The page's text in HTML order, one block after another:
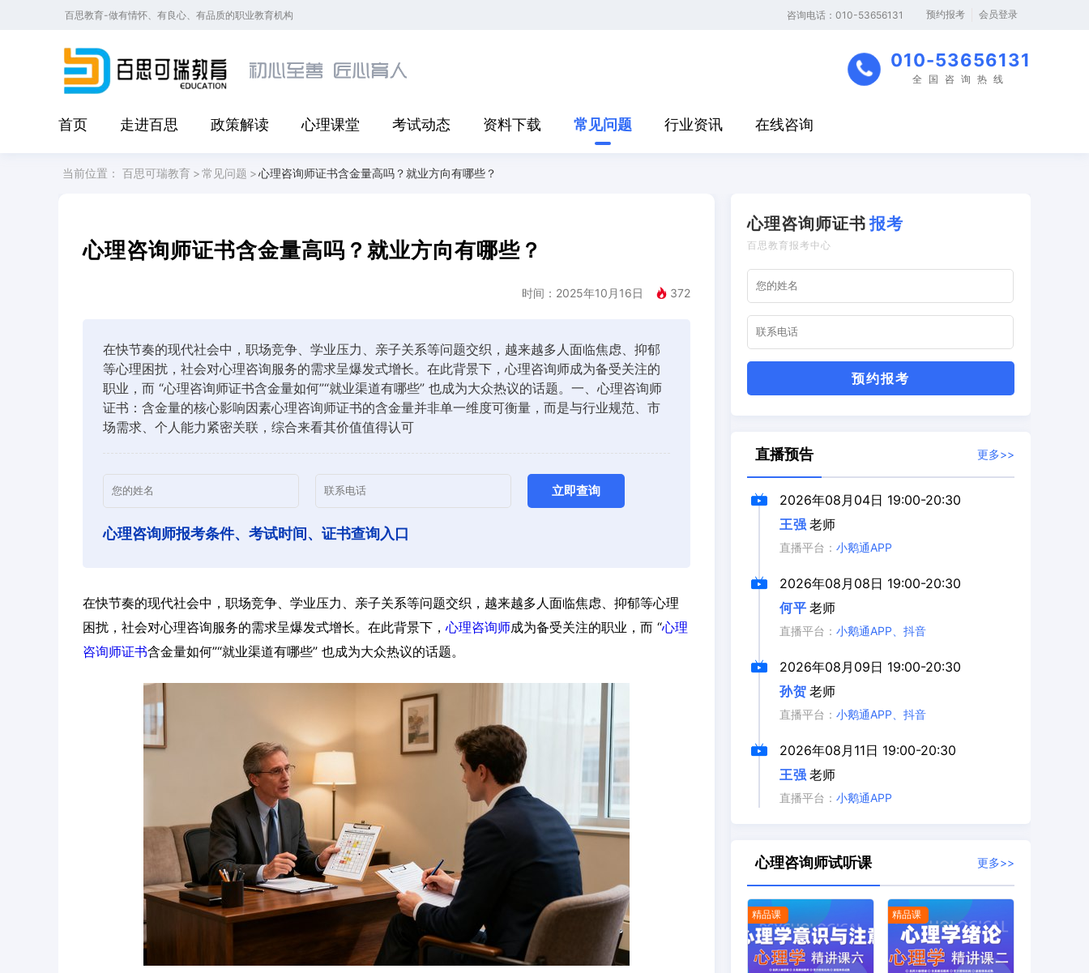
百思教育-做有情怀、有良心、有品质的职业教育机构 ‬咨询电话：010-53656131 预约报考 会员登录
010-53656131
全国咨询热线
首页 走进百思 政策解读 心理课堂 考试动态 资料下载 常见问题 行业资讯 在线咨询
当前位置： 百思可瑞教育 >常见问题 >心理咨询师证书含金量高吗？就业方向有哪些？
心理咨询师证书含金量高吗？就业方向有哪些？
时间：2025年10月16日 372
在快节奏的现代社会中，职场竞争、学业压力、亲子关系等问题交织，越来越多人面临焦虑、抑郁
等心理困扰，社会对心理咨询服务的需求呈爆发式增长。在此背景下，心理咨询师成为备受关注的
职业，而 “心理咨询师证书含金量如何”“就业渠道有哪些” 也成为大众热议的话题。一、心理咨询师
证书：含金量的核心影响因素心理咨询师证书的含金量并非单一维度可衡量，而是与行业规范、市
场需求、个人能力紧密关联，综合来看其价值值得认可
立即查询
心理咨询师报考条件、考试时间、证书查询入口
在快节奏的现代社会中，职场竞争、学业压力、亲子关系等问题交织，越来越多人面临焦虑、抑郁等心理
困扰，社会对心理咨询服务的需求呈爆发式增长。在此背景下， 心理咨询师成为备受关注的职业，而 “心理
咨询师证书含金量如何”“就业渠道有哪些” 也成为大众热议的话题。
心理咨询师证书 报考
百思教育报考中心
预约报考
直播预告 更多>>
2026年08月04日 19:00-20:30
王强 老师
直播平台： 小鹅通APP
2026年08月08日 19:00-20:30
何平 老师
直播平台： 小鹅通APP、抖音
2026年08月09日 19:00-20:30
孙贺 老师
直播平台： 小鹅通APP、抖音
2026年08月11日 19:00-20:30
王强 老师
直播平台： 小鹅通APP
心理咨询师试听课 更多>>
精品课 精品课